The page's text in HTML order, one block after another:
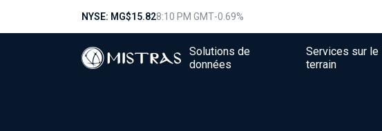
NYSE: MG$15.828:10 PM GMT-0.69%
Solutions de
données
Services sur le
terrain